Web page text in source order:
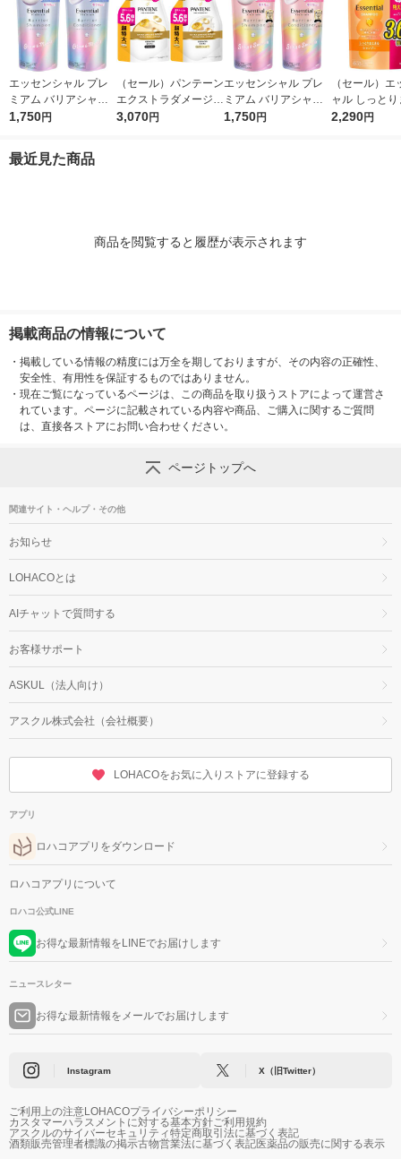
エッセンシャル プレ
ミアム バリアシャン
プー + コンディショ
1,750円
（セール）パンテーン
エクストラダメージリ
ペア シャンプー + コ
3,070円
エッセンシャル プレ
ミアム バリアシャン
プー + コンディショ
1,750円
（セール）エ
ャル しっと
る シャンプー
2,290円
最近見た商品
商品を閲覧すると履歴が表示されます
掲載商品の情報について
・ 掲載している情報の精度には万全を期しておりますが、その内容の正確性、
安全性、有用性を保証するものではありません。
・ 現在ご覧になっているページは、この商品を取り扱うストアによって運営さ
れています。ページに記載されている内容や商品、ご購入に関するご質問
は、直接各ストアにお問い合わせください。
ページトップへ
関連サイト・ヘルプ・その他
お知らせ
LOHACOとは
AIチャットで質問する
お客様サポート
ASKUL（法人向け）
アスクル株式会社（会社概要）
LOHACOをお気に入りストアに登録する
アプリ
ロハコアプリをダウンロード
ロハコアプリについて
ロハコ公式LINE
お得な最新情報をLINEでお届けします
ニュースレター
お得な最新情報をメールでお届けします
Instagram X（旧Twitter）
ご利用上の注意LOHACOプライバシーポリシー
カスタマーハラスメントに対する基本方針ご利用規約
アスクルのサイバーセキュリティ特定商取引法に基づく表記
酒類販売管理者標識の掲示古物営業法に基づく表記医薬品の販売に関する表示